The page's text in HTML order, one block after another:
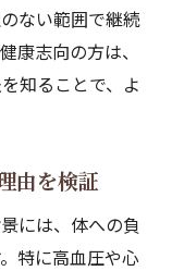
ない範囲で継続
康志向の方は、
知ることで、よ
由を検証
には、体への負
特に高血圧や心